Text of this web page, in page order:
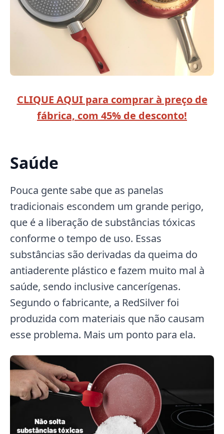
CLIQUE AQUI para comprar à preço de
fábrica, com 45% de desconto!
Saúde
Pouca gente sabe que as panelas
tradicionais escondem um grande perigo,
que é a liberação de substâncias tóxicas
conforme o tempo de uso. Essas
substâncias são derivadas da queima do
antiaderente plástico e fazem muito mal à
saúde, sendo inclusive cancerígenas.
Segundo o fabricante, a RedSilver foi
produzida com materiais que não causam
esse problema. Mais um ponto para ela.